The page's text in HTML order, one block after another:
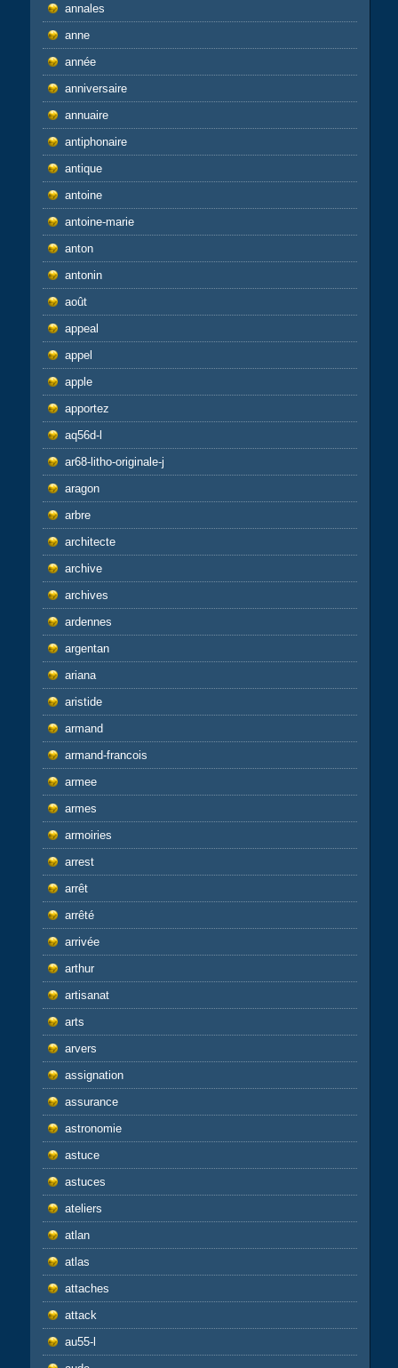
annales
anne
année
anniversaire
annuaire
antiphonaire
antique
antoine
antoine-marie
anton
antonin
août
appeal
appel
apple
apportez
aq56d-l
ar68-litho-originale-j
aragon
arbre
architecte
archive
archives
ardennes
argentan
ariana
aristide
armand
armand-francois
armee
armes
armoiries
arrest
arrêt
arrêté
arrivée
arthur
artisanat
arts
arvers
assignation
assurance
astronomie
astuce
astuces
ateliers
atlan
atlas
attaches
attack
au55-l